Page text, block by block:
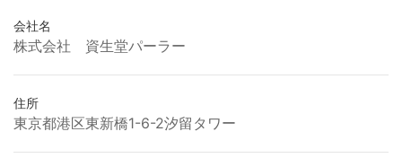
会社名
株式会社 資生堂パーラー
住所
東京都港区東新橋1-6-2汐留タワー